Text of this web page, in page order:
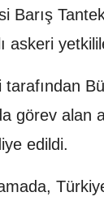
Barış
askeri
tarafından
görev alan
edildi.